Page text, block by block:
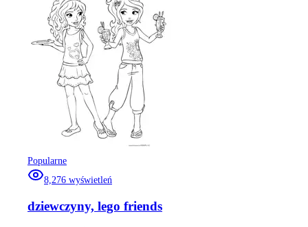
Popularne
8,276 wyświetleń
dziewczyny, lego friends